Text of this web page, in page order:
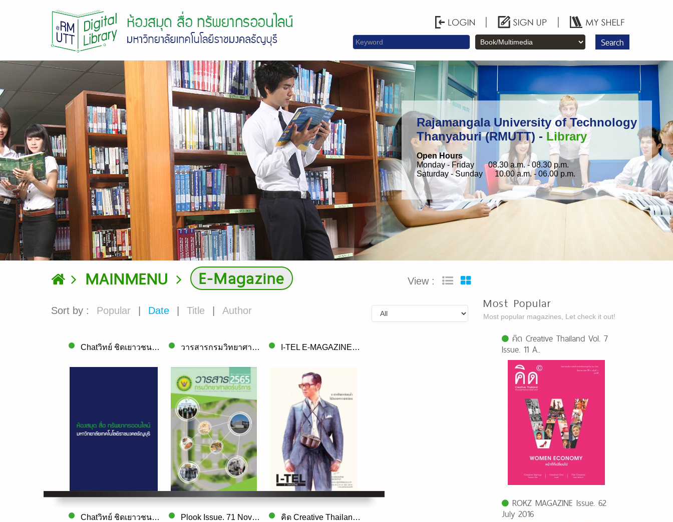
|
|
Search
Rajamangala University of Technology
Thanyaburi (RMUTT) - Library
Open Hours
Monday - Friday 08.30 a.m. - 08.30 p.m.
Saturday - Sunday 10.00 a.m. - 06.00 p.m.
MAINMENU E-Magazine View :
Sort by : Popular Date Title Author
Chatวิทย์ ชิดเยาวชน Vol. 33 Issue. 1 วารสารกรมวิทยาศาสตร์บริการ Vol. 71 Issue.. I-TEL E-MAGAZINE Vol. 18
Chatวิทย์ ชิดเยาวชน Vol. 33 Plook Issue. 71 November 2016 คิด Creative Thailand Vol. 8 Issue. 3 De..
Most Popular
Most popular magazines, Let check it out!
คิด Creative Thailand Vol. 7
Issue. 11 A..
ROKZ MAGAZINE Issue. 62
July 2016